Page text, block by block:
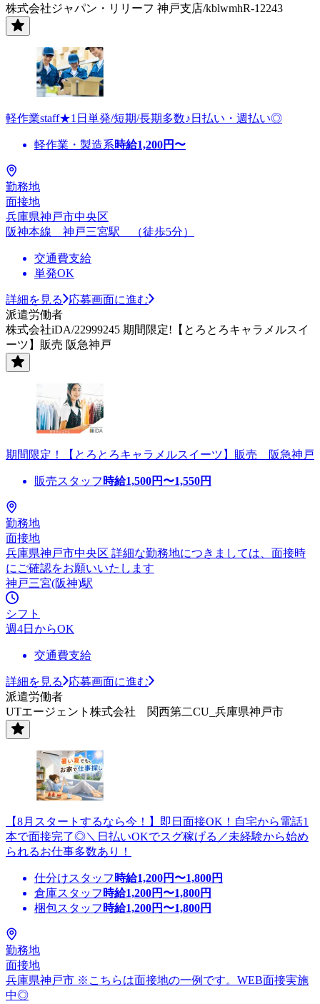
株式会社ジャパン・リリーフ 神戸支店/kblwmhR-12243
軽作業staff★1日単発/短期/長期多数♪日払い・週払い◎
軽作業・製造系時給1,200円〜
勤務地
面接地
兵庫県神戸市中央区
阪神本線 神戸三宮駅 （徒歩5分）
交通費支給
単発OK
詳細を見る
応募画面に進む
派遣労働者
株式会社iDA/22999245 期間限定!【とろとろキャラメルスイ
ーツ】販売 阪急神戸
期間限定！【とろとろキャラメルスイーツ】販売 阪急神戸
販売スタッフ 時給1,500円〜1,550円
勤務地
面接地
兵庫県神戸市中央区 詳細な勤務地につきましては、面接時
にご確認をお願いいたします
神戸三宮(阪神)駅
シフト
週4日からOK
交通費支給
詳細を見る
応募画面に進む
派遣労働者
UTエージェント株式会社 関西第二CU_兵庫県神戸市
【8月スタートするなら今！】即日面接OK！自宅から電話1
本で面接完了◎＼日払いOKでスグ稼げる／未経験から始め
られるお仕事多数あり！
仕分けスタッフ 時給1,200円〜1,800円
倉庫スタッフ 時給1,200円〜1,800円
梱包スタッフ 時給1,200円〜1,800円
勤務地
面接地
兵庫県神戸市 ※こちらは面接地の一例です。WEB面接実施
中◎